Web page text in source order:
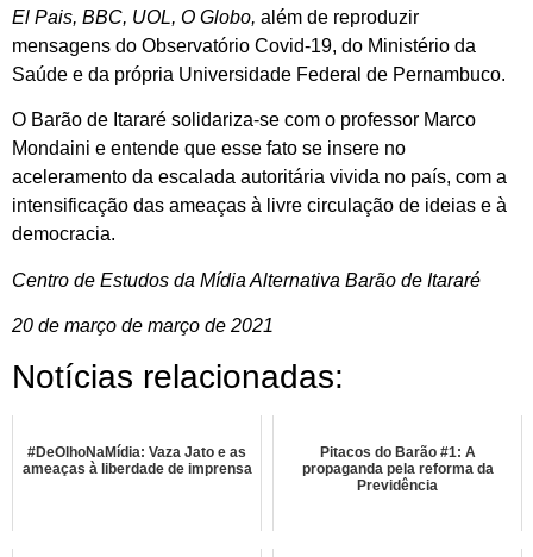
El Pais, BBC, UOL, O Globo, além de reproduzir
mensagens do Observatório Covid-19, do Ministério da
Saúde e da própria Universidade Federal de Pernambuco.
O Barão de Itararé solidariza-se com o professor Marco
Mondaini e entende que esse fato se insere no
aceleramento da escalada autoritária vivida no país, com a
intensificação das ameaças à livre circulação de ideias e à
democracia.
Centro de Estudos da Mídia Alternativa Barão de Itararé
20 de março de março de 2021
Notícias relacionadas:
#DeOlhoNaMídia: Vaza Jato e as
ameaças à liberdade de imprensa
Pitacos do Barão #1: A
propaganda pela reforma da
Previdência